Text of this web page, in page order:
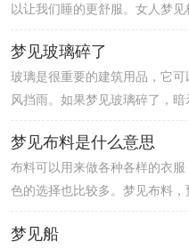
是他们的某些言行举止，或者某
点开始变得和以前不同了，比如
得成熟等等。
以让我们睡的更舒服。女人梦见
梦者近期的压力有些大，非常的
近期要多注意自己身体方面的问
见枕头，是吉兆，预示着近期梦
好，危难时刻会得到朋友的帮助
的度过难关。
梦见玻璃碎了
玻璃是很重要的建筑用品，它可
风挡雨。如果梦见玻璃碎了，暗
的财运不错，可能会有意外之财
面会有不错的收获。而且梦者的
定，只要有共同的目标和计划，
就连单身的人也会有桃花运。但
意，要时刻谨防小人的侵扰。
梦见布料是什么意思
布料可以用来做各种各样的衣服
色的选择也比较多。梦见布料，
期的感情运不错，身边暂时没有
说不定就会与身边的人产生感情
梦见船